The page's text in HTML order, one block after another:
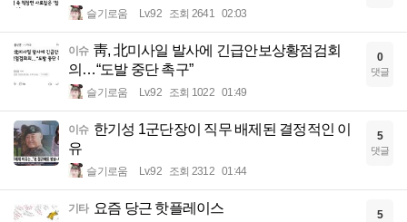
슬기로움 Lv.92 조회 2641 02:03
이슈 靑, 北미사일 발사에 긴급안보상황점검회
의…“도발 중단 촉구”
슬기로움 Lv.92 조회 1022 01:49
0
댓글
이슈 한기성 1군단장이 직무 배제된 결정적인 이
유
슬기로움 Lv.92 조회 2312 01:44
5
댓글
기타 요즘 당근 핫플레이스 5